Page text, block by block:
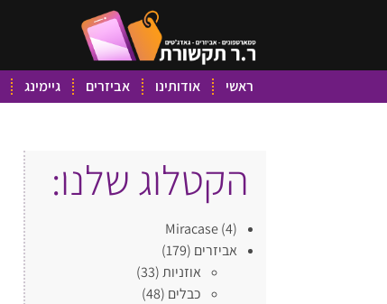
ראשי אודותינו אביזרים גיימינג
הקטלוג שלנו:
Miracase (4)
אביזרים (179)
אוזניות(33)
כבלים (48)